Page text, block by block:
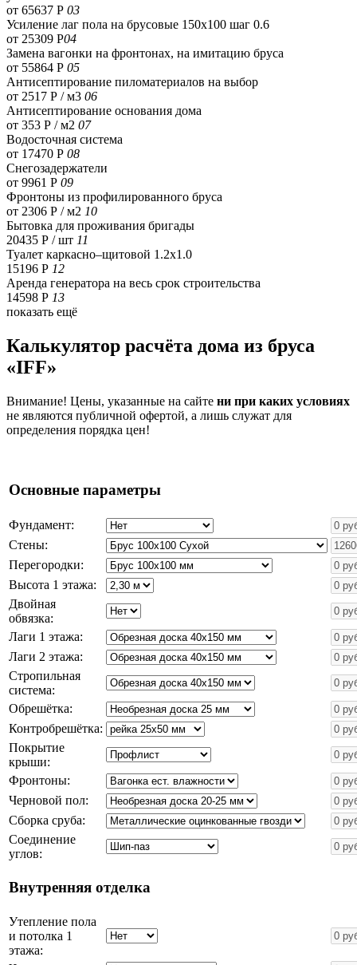
от 65637 Р 03
Усиление лаг пола на брусовые 150х100 шаг 0.6
от 25309 Р04
Замена вагонки на фронтонах, на имитацию бруса
от 55864 Р 05
Антисептирование пиломатериалов на выбор
от 2517 Р / м3 06
Антисептирование основания дома
от 353 Р / м2 07
Водосточная система
от 17470 Р 08
Снегозадержатели
от 9961 Р 09
Фронтоны из профилированного бруса
от 2306 Р / м2 10
Бытовка для проживания бригады
20435 Р / шт 11
Туалет каркасно–щитовой 1.2х1.0
15196 Р 12
Аренда генератора на весь срок строительства
14598 Р 13
показать ещё
Калькулятор расчёта дома из бруса
«IFF»
Внимание! Цены, указанные на сайте ни при каких условиях
не являются публичной офертой, а лишь служат для
определения порядка цен!
Основные параметры
Фундамент:
Стены:
Перегородки:
Высота 1 этажа:
Двойная
обвязка:
Лаги 1 этажа:
Лаги 2 этажа:
Стропильная
система:
Обрешётка:
Контробрешётка:
Покрытие
крыши:
Фронтоны:
Черновой пол:
Сборка сруба:
Соединение
углов:
Внутренняя отделка
Утепление пола
и потолка 1
этажа: